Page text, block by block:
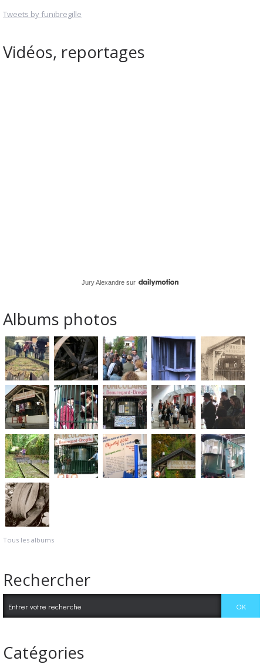
Tweets by funibregille
Vidéos, reportages
Jury Alexandre sur
Albums photos
Tous les albums
Rechercher
Catégories